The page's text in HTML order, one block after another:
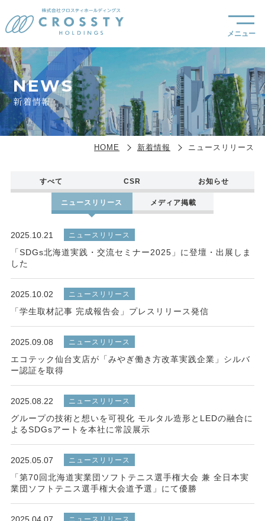
NEWS
新着情報
HOME 新着情報 ニュースリリース
すべて CSR お知らせ
ニュースリリース メディア掲載
2025.10.21 ニュースリリース
「SDGs北海道実践・交流セミナー2025」に登壇・出展しま
した
2025.10.02 ニュースリリース
「学生取材記事 完成報告会」プレスリリース発信
2025.09.08 ニュースリリース
エコテック仙台支店が「みやぎ働き方改革実践企業」シルバ
ー認証を取得
2025.08.22 ニュースリリース
グループの技術と想いを可視化 モルタル造形とLEDの融合に
よるSDGsアートを本社に常設展示
2025.05.07 ニュースリリース
「第70回北海道実業団ソフトテニス選手権大会 兼 全日本実
業団ソフトテニス選手権大会道予選」にて優勝
2025.04.07 ニュースリリース